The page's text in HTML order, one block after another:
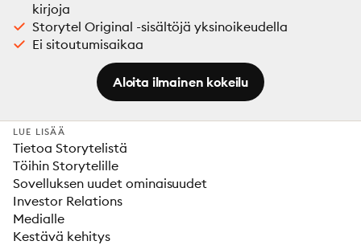
kirjoja
Storytel Original -sisältöjä yksinoikeudella
Ei sitoutumisaikaa
Aloita ilmainen kokeilu
LUE LISÄÄ
Tietoa Storytelistä
Töihin Storytelille
Sovelluksen uudet ominaisuudet
Investor Relations
Medialle
Kestävä kehitys